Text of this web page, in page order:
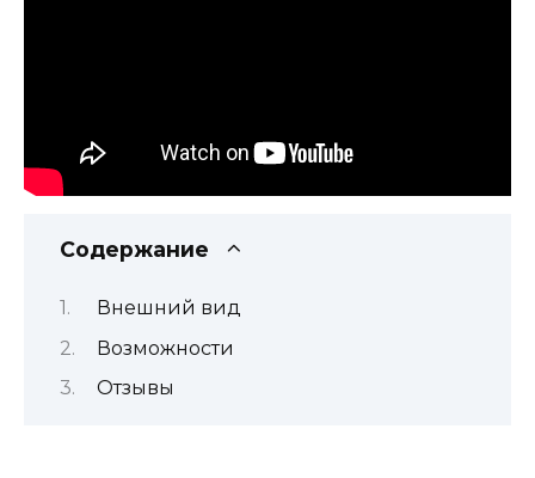
Содержание
Внешний вид
Возможности
Отзывы